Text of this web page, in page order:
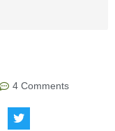
4 Comments